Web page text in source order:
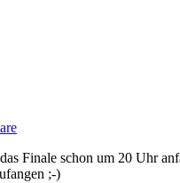
das Finale schon um 20
;-)